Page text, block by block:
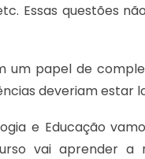
Essas questões
um papel de
deveriam estar
e Educação
vai aprender